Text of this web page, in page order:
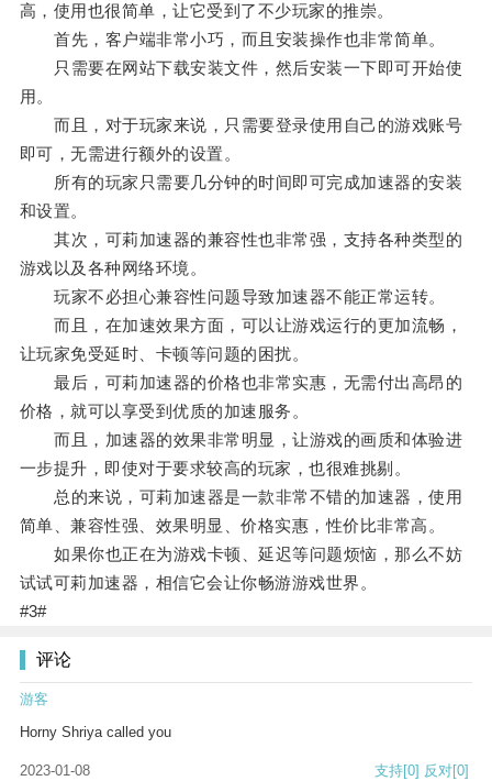
高，使用也很简单，让它受到了不少玩家的推崇。
首先，客户端非常小巧，而且安装操作也非常简单。
只需要在网站下载安装文件，然后安装一下即可开始使
用。
而且，对于玩家来说，只需要登录使用自己的游戏账号
即可，无需进行额外的设置。
所有的玩家只需要几分钟的时间即可完成加速器的安装
和设置。
其次，可莉加速器的兼容性也非常强，支持各种类型的
游戏以及各种网络环境。
玩家不必担心兼容性问题导致加速器不能正常运转。
而且，在加速效果方面，可以让游戏运行的更加流畅，
让玩家免受延时、卡顿等问题的困扰。
最后，可莉加速器的价格也非常实惠，无需付出高昂的
价格，就可以享受到优质的加速服务。
而且，加速器的效果非常明显，让游戏的画质和体验进
一步提升，即使对于要求较高的玩家，也很难挑剔。
总的来说，可莉加速器是一款非常不错的加速器，使用
简单、兼容性强、效果明显、价格实惠，性价比非常高。
如果你也正在为游戏卡顿、延迟等问题烦恼，那么不妨
试试可莉加速器，相信它会让你畅游游戏世界。
#3#
评论
游客
Horny Shriya called you
2023-01-08 支持[0] 反对[0]